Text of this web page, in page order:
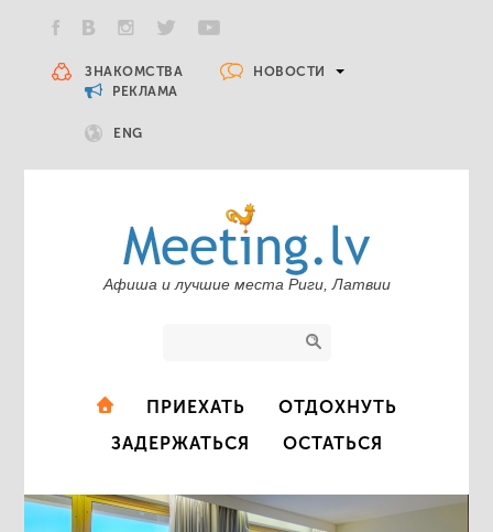
ЗНАКОМСТВА
НОВОСТИ
РЕКЛАМА
ENG
Афиша и лучшие места Риги, Латвии
ПРИЕХАТЬ
ОТДОХНУТЬ
ЗАДЕРЖАТЬСЯ
ОСТАТЬСЯ